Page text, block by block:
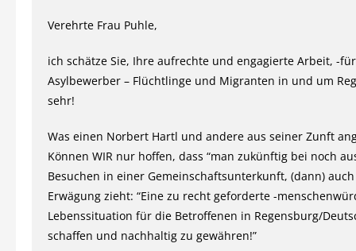
Verehrte Frau Puhle,
ich schätze Sie, Ihre aufrechte und engagierte Arbeit, -
Asylbewerber – Flüchtlinge und Migranten in und um
sehr!
Was einen Norbert Hartl und andere aus seiner Zunft
Können WIR nur hoffen, dass “man zukünftig bei noch
Besuchen in einer Gemeinschaftsunterkunft, (dann)
Erwägung zieht: “Eine zu recht geforderte -
Lebenssituation für die Betroffenen in Regensburg/
schaffen und nachhaltig zu gewähren!”